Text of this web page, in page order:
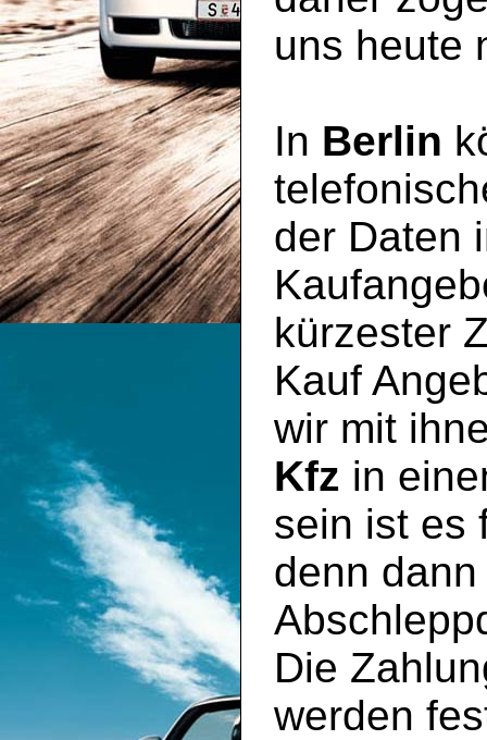
uns heute
In Berlin
der Daten
kürzester
Kauf
wir mit
Kfz in
sein ist es
denn
Die
werden